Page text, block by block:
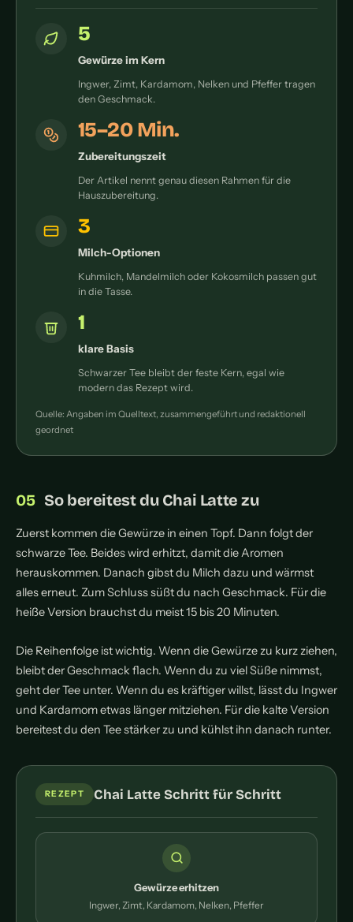
5
Gewürze im Kern
Ingwer, Zimt, Kardamom, Nelken und Pfeffer tragen
den Geschmack.
15–20 Min.
Zubereitungszeit
Der Artikel nennt genau diesen Rahmen für die
Hauszubereitung.
3
Milch-Optionen
Kuhmilch, Mandelmilch oder Kokosmilch passen gut
in die Tasse.
1
klare Basis
Schwarzer Tee bleibt der feste Kern, egal wie
modern das Rezept wird.
Quelle: Angaben im Quelltext, zusammengeführt und redaktionell
geordnet
So bereitest du Chai Latte zu
Zuerst kommen die Gewürze in einen Topf. Dann folgt der
schwarze Tee. Beides wird erhitzt, damit die Aromen
herauskommen. Danach gibst du Milch dazu und wärmst
alles erneut. Zum Schluss süßt du nach Geschmack. Für die
heiße Version brauchst du meist 15 bis 20 Minuten.
Die Reihenfolge ist wichtig. Wenn die Gewürze zu kurz ziehen,
bleibt der Geschmack flach. Wenn du zu viel Süße nimmst,
geht der Tee unter. Wenn du es kräftiger willst, lässt du Ingwer
und Kardamom etwas länger mitziehen. Für die kalte Version
bereitest du den Tee stärker zu und kühlst ihn danach runter.
REZEPT Chai Latte Schritt für Schritt
Gewürze erhitzen
Ingwer, Zimt, Kardamom, Nelken, Pfeffer